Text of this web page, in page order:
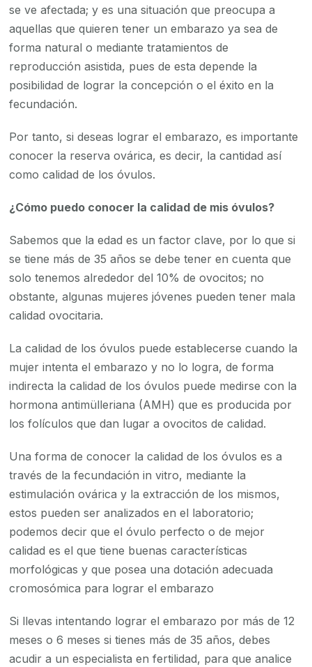
se ve afectada; y es una situación que preocupa a
aquellas que quieren tener un embarazo ya sea de
forma natural o mediante tratamientos de
reproducción asistida, pues de esta depende la
posibilidad de lograr la concepción o el éxito en la
fecundación.
Por tanto, si deseas lograr el embarazo, es importante
conocer la reserva ovárica, es decir, la cantidad así
como calidad de los óvulos.
¿Cómo puedo conocer la calidad de mis óvulos?
Sabemos que la edad es un factor clave, por lo que si
se tiene más de 35 años se debe tener en cuenta que
solo tenemos alrededor del 10% de ovocitos; no
obstante, algunas mujeres jóvenes pueden tener mala
calidad ovocitaria.
La calidad de los óvulos puede establecerse cuando la
mujer intenta el embarazo y no lo logra, de forma
indirecta la calidad de los óvulos puede medirse con la
hormona antimülleriana (AMH) que es producida por
los folículos que dan lugar a ovocitos de calidad.
Una forma de conocer la calidad de los óvulos es a
través de la fecundación in vitro, mediante la
estimulación ovárica y la extracción de los mismos,
estos pueden ser analizados en el laboratorio;
podemos decir que el óvulo perfecto o de mejor
calidad es el que tiene buenas características
morfológicas y que posea una dotación adecuada
cromosómica para lograr el embarazo
Si llevas intentando lograr el embarazo por más de 12
meses o 6 meses si tienes más de 35 años, debes
acudir a un especialista en fertilidad, para que analice